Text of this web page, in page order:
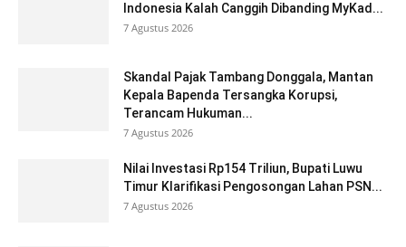
Indonesia Kalah Canggih Dibanding MyKad...
7 Agustus 2026
Skandal Pajak Tambang Donggala, Mantan
Kepala Bapenda Tersangka Korupsi,
Terancam Hukuman...
7 Agustus 2026
Nilai Investasi Rp154 Triliun, Bupati Luwu
Timur Klarifikasi Pengosongan Lahan PSN...
7 Agustus 2026